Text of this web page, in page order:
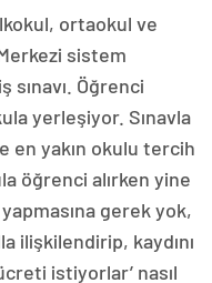
ortaokul ve
sistem
sınavı. Öğrenci
yerleşiyor. Sınavla
en yakın okulu tercih
öğrenci alırken yine
gerek yok,
ilişkilendirip, kaydını
istiyorlar’ nasıl